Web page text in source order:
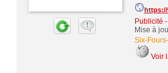
https://
Publicité
Mise à
Six-
Voir